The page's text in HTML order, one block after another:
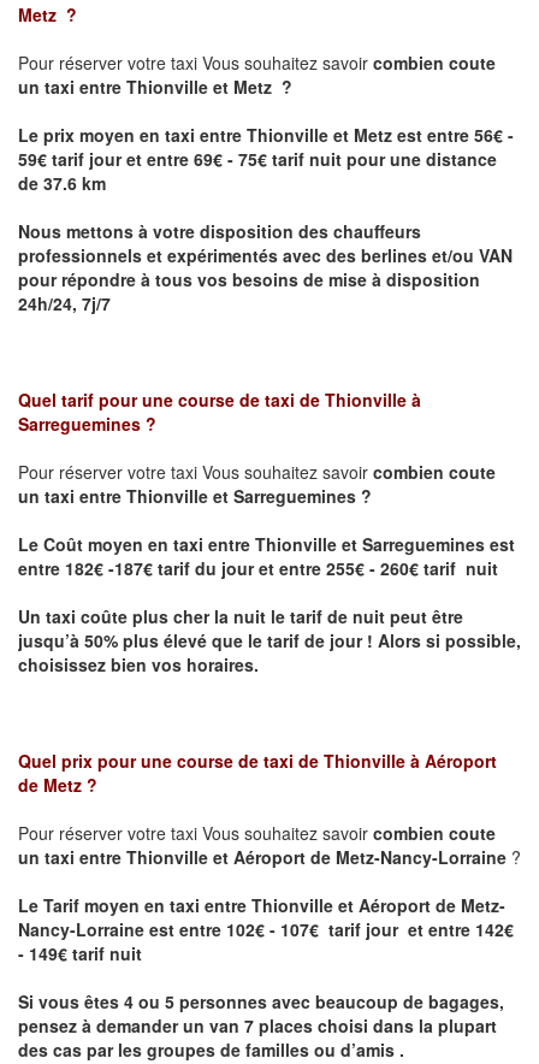
Metz ?
Pour réserver votre taxi Vous souhaitez savoir combien coute
un taxi entre Thionville et Metz ?
Le prix moyen en taxi entre Thionville et Metz est entre 56€ -
59€ tarif jour et entre 69€ - 75€ tarif nuit pour une distance
de 37.6 km
Nous mettons à votre disposition des chauffeurs
professionnels et expérimentés avec des berlines et/ou VAN
pour répondre à tous vos besoins de mise à disposition
24h/24, 7j/7
Quel tarif pour une course de taxi de Thionville à
Sarreguemines ?
Pour réserver votre taxi Vous souhaitez savoir combien coute
un taxi entre Thionville et Sarreguemines ?
Le Coût moyen en taxi entre Thionville et Sarreguemines est
entre 182€ -187€ tarif du jour et entre 255€ - 260€ tarif nuit
Un taxi coûte plus cher la nuit le tarif de nuit peut être
jusqu’à 50% plus élevé que le tarif de jour ! Alors si possible,
choisissez bien vos horaires.
Quel prix pour une course de taxi de Thionville à Aéroport
de Metz ?
Pour réserver votre taxi Vous souhaitez savoir combien coute
un taxi entre Thionville et Aéroport de Metz-Nancy-Lorraine ?
Le Tarif moyen en taxi entre Thionville et Aéroport de Metz-
Nancy-Lorraine est entre 102€ - 107€ tarif jour et entre 142€
- 149€ tarif nuit
Si vous êtes 4 ou 5 personnes avec beaucoup de bagages,
pensez à demander un van 7 places choisi dans la plupart
des cas par les groupes de familles ou d’amis .